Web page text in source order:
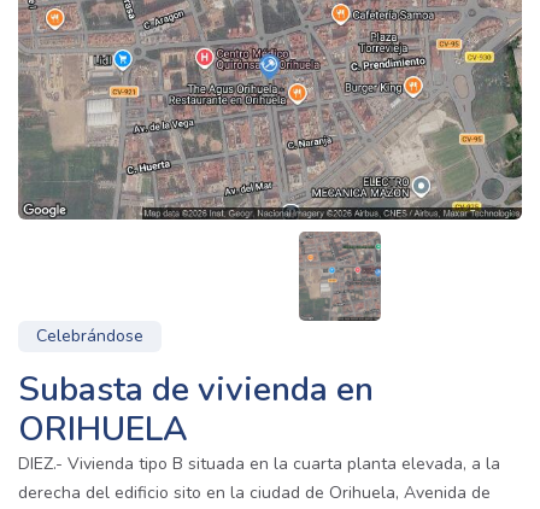
Celebrándose
Subasta de vivienda en
ORIHUELA
DIEZ.- Vivienda tipo B situada en la cuarta planta elevada, a la
derecha del edificio sito en la ciudad de Orihuela, Avenida de